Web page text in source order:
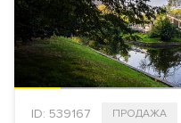
ID: 539167 ПРОДАЖА